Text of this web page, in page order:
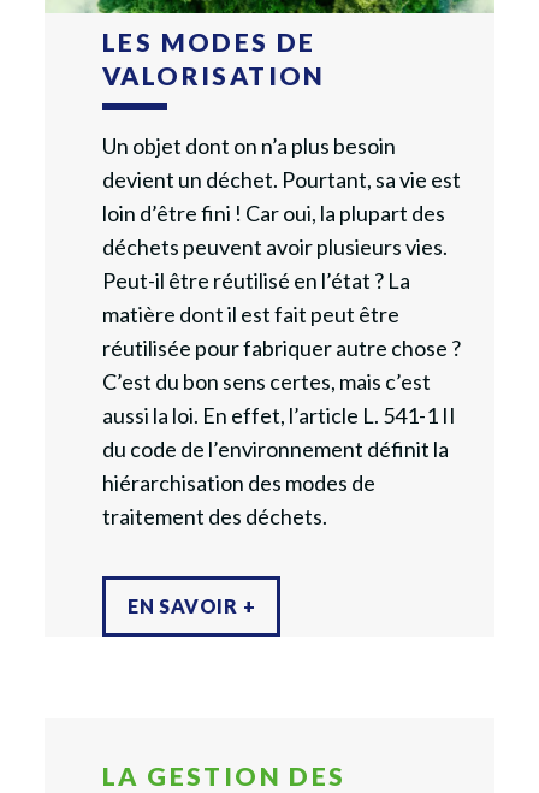
LES MODES DE
VALORISA­TION
Un objet dont on n’a plus besoin
devient un déchet. Pourtant, sa vie est
loin d’être fini ! Car oui, la plupart des
déchets peuvent avoir plusieurs vies.
Peut-il être réutilisé en l’état ? La
matière dont il est fait peut être
réutilisée pour fabriquer autre chose ?
C’est du bon sens certes, mais c’est
aussi la loi. En effet, l’article L. 541-1 II
du code de l’environnement définit la
hiérarchisation des modes de
traitement des déchets.
EN SAVOIR +
LA GESTION DES